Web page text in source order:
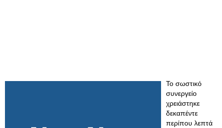
Το σωστικό
συνεργείο
χρειάστηκε
δεκαπέντε
περίπου λεπτά